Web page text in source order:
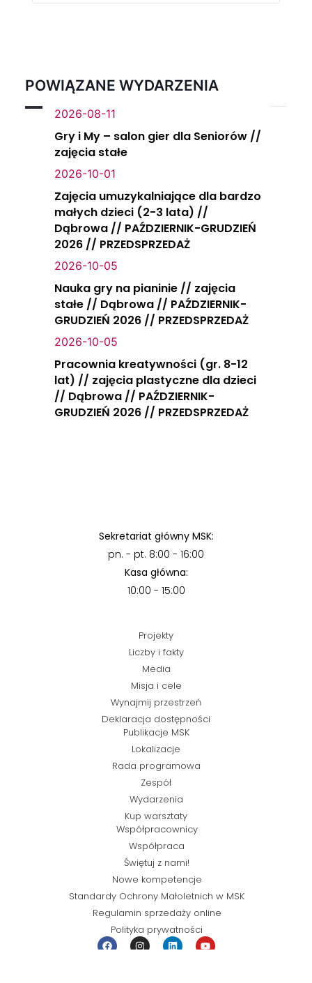
POWIĄZANE WYDARZENIA
2026-08-11
Gry i My – salon gier dla Seniorów //
zajęcia stałe
2026-10-01
Zajęcia umuzykalniające dla bardzo
małych dzieci (2-3 lata) //
Dąbrowa // PAŹDZIERNIK-GRUDZIEŃ
2026 // PRZEDSPRZEDAŻ
2026-10-05
Nauka gry na pianinie // zajęcia
stałe // Dąbrowa // PAŹDZIERNIK-
GRUDZIEŃ 2026 // PRZEDSPRZEDAŻ
2026-10-05
Pracownia kreatywności (gr. 8-12
lat) // zajęcia plastyczne dla dzieci
// Dąbrowa // PAŹDZIERNIK-
GRUDZIEŃ 2026 // PRZEDSPRZEDAŻ
Sekretariat główny MSK:
pn. - pt. 8:00 - 16:00
Kasa główna:
10:00 - 15:00
Projekty
Liczby i fakty
Media
Misja i cele
Wynajmij przestrzeń
Deklaracja dostępności
Publikacje MSK
Lokalizacje
Rada programowa
Zespół
Wydarzenia
Kup warsztaty
Współpracownicy
Współpraca
Świętuj z nami!
Nowe kompetencje
Standardy Ochrony Małoletnich w MSK
Regulamin sprzedaży online
Polityka prywatności